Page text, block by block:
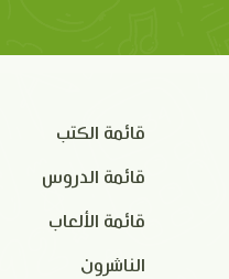
قائمة الكتب
قائمة الدروس
قائمة الألعاب
الناشرون